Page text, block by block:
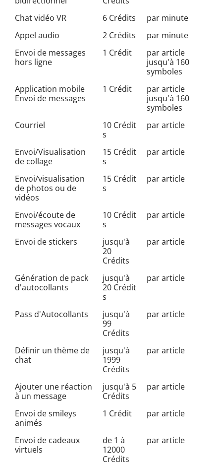
Chat vidéo VR
6 Crédits
par minute
Appel audio
2 Crédits
par minute
Envoi de messages
hors ligne
1 Crédit
par article
jusqu'à 160
symboles
Application mobile
Envoi de messages
1 Crédit
par article
jusqu'à 160
symboles
Courriel
10 Crédit
s
par article
Envoi/Visualisation
de collage
15 Crédit
s
par article
Envoi/visualisation
de photos ou de
vidéos
15 Crédit
s
par article
Envoi/écoute de
messages vocaux
10 Crédit
s
par article
Envoi de stickers
jusqu'à
20
Crédits
par article
Génération de pack
d'autocollants
jusqu'à
20 Crédit
s
par article
Pass d'Autocollants
jusqu'à
99
Crédits
par article
Définir un thème de
chat
jusqu'à
1999
Crédits
par article
Ajouter une réaction
à un message
jusqu'à 5
Crédits
par article
Envoi de smileys
animés
1 Crédit par article
Envoi de cadeaux
virtuels
de 1 à
12000
Crédits
par article